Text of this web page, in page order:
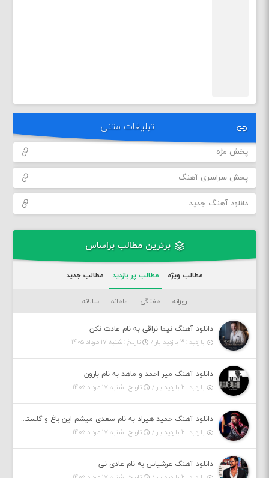
تبلیغات متنی
پخش مژه
پخش سراسری آهنگ
دانلود آهنگ جدید
برترین مطالب براساس
مطالب ویژه مطالب پر بازدید مطالب جدید
روزانه هفتگی ماهانه سالانه
دانلود آهنگ نیما نراقی به نام عادت نکن
بازدید : ۳ بازدید بار /
تاریخ : شنبه ۱۷ مرداد ۱۴۰۵
دانلود آهنگ میر احمد و ماهد به نام بارون
بازدید : ۲ بازدید بار /
تاریخ : شنبه ۱۷ مرداد ۱۴۰۵
دانلود آهنگ حمید هیراد به نام سعدی میشم این باغ و گلستون کنی واسم خیام زمانه ام به تو پرت حواسم
بازدید : ۲ بازدید بار /
تاریخ : شنبه ۱۷ مرداد ۱۴۰۵
دانلود آهنگ عرشیاس به نام عادی نی